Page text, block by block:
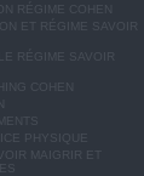
RÉGIME COHEN
ET RÉGIME SAVOIR
RÉGIME SAVOIR
COHEN
PHYSIQUE
MAIGRIR ET